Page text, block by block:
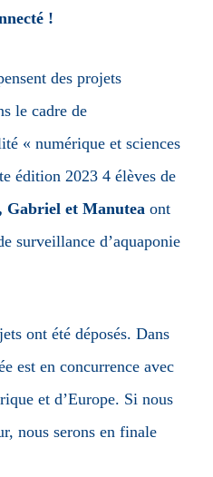
!
des projets
le cadre de
« numérique et sciences
édition 2023 4 élèves de
Gabriel et Manutea ont
surveillance d’aquaponie
ont été déposés. Dans
est en concurrence avec
et d’Europe. Si nous
nous serons en finale